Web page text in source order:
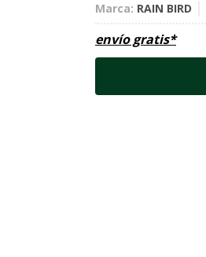
Marca: RAIN BIRD
envío gratis*